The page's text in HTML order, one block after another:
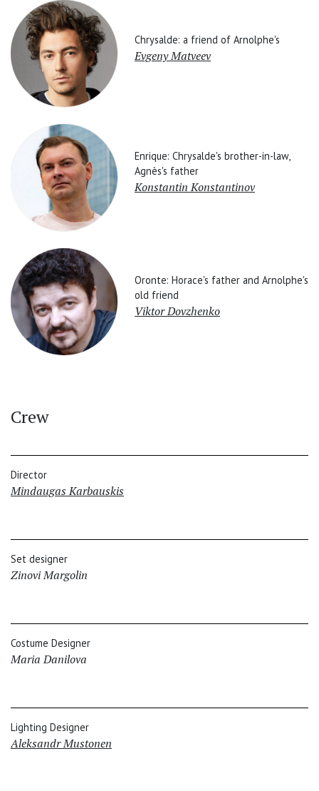
Chrysalde: a friend of Arnolphe's
Evgeny Matveev
Enrique: Chrysalde's brother-in-law,
Agnès's father
Konstantin Konstantinov
Oronte: Horace's father and Arnolphe's
old friend
Viktor Dovzhenko
Crew
Director
Mindaugas Karbauskis
Set designer
Zinovi Margolin
Costume Designer
Maria Danilova
Lighting Designer
Aleksandr Mustonen